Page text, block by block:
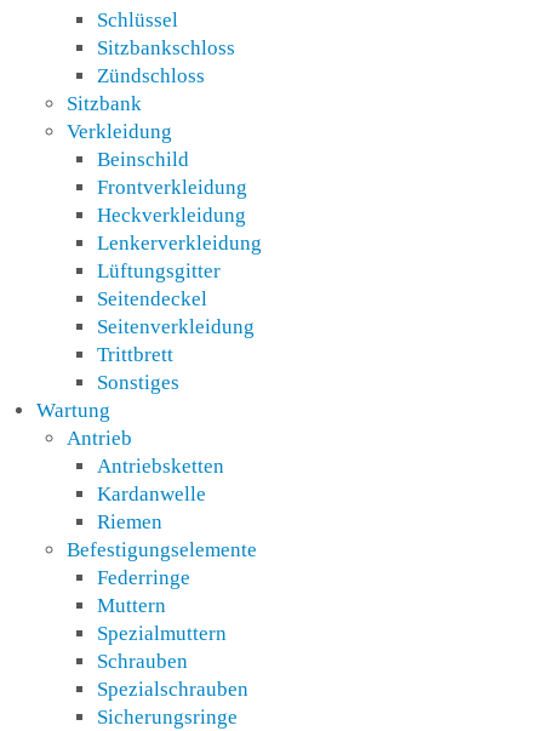
Schlüssel
Sitzbankschloss
Zündschloss
Sitzbank
Verkleidung
Beinschild
Frontverkleidung
Heckverkleidung
Lenkerverkleidung
Lüftungsgitter
Seitendeckel
Seitenverkleidung
Trittbrett
Sonstiges
Wartung
Antrieb
Antriebsketten
Kardanwelle
Riemen
Befestigungselemente
Federringe
Muttern
Spezialmuttern
Schrauben
Spezialschrauben
Sicherungsringe